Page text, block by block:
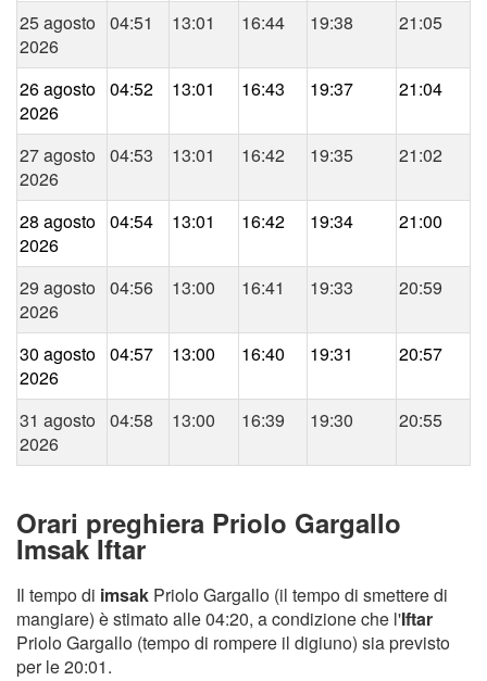
25 agosto
2026
04:51 13:01 16:44 19:38 21:05
26 agosto
2026
04:52 13:01 16:43 19:37 21:04
27 agosto
2026
04:53 13:01 16:42 19:35 21:02
28 agosto
2026
04:54 13:01 16:42 19:34 21:00
29 agosto
2026
04:56 13:00 16:41 19:33 20:59
30 agosto
2026
04:57 13:00 16:40 19:31 20:57
31 agosto
2026
04:58 13:00 16:39 19:30 20:55
Orari preghiera Priolo Gargallo
Imsak Iftar
Il tempo di imsak Priolo Gargallo (il tempo di smettere di
mangiare) è stimato alle 04:20, a condizione che l'Iftar
Priolo Gargallo (tempo di rompere il digiuno) sia previsto
per le 20:01.